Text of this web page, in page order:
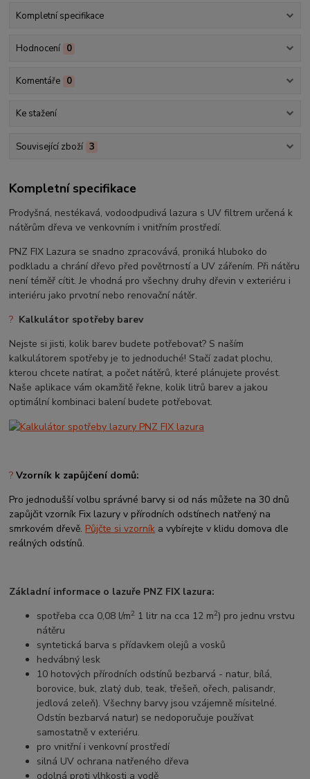
Kompletní specifikace
Hodnocení 0
Komentáře 0
Ke stažení
Související zboží 3
Kompletní specifikace
Prodyšná, nestékavá, vodoodpudivá lazura s UV filtrem určená k
nátěrům dřeva ve venkovním i vnitřním prostředí.
PNZ FIX Lazura se snadno zpracovává, proniká hluboko do
podkladu a chrání dřevo před povětrností a UV zářením. Při nátěru
není téměř cítit. Je vhodná pro všechny druhy dřevin v exteriéru i
interiéru jako prvotní nebo renovační nátěr.
? Kalkulátor spotřeby barev
Nejste si jisti, kolik barev budete potřebovat? S naším
kalkulátorem spotřeby je to jednoduché! Stačí zadat plochu,
kterou chcete natírat, a počet nátěrů, které plánujete provést.
Naše aplikace vám okamžitě řekne, kolik litrů barev a jakou
optimální kombinaci balení budete potřebovat.
?Vzorník k zapůjčení domů:
Pro jednodušší volbu správné barvy si od nás můžete na 30 dnů
zapůjčit vzorník Fix lazury v přírodních odstínech natřený na
smrkovém dřevě. Půjčte si vzorník a vybírejte v klidu domova dle
reálných odstínů.
Základní informace o lazuře PNZ FIX lazura:
spotřeba cca 0,08 l/m2 1 litr na cca 12 m2) pro jednu vrstvu
nátěru
syntetická barva s přídavkem olejů a vosků
hedvábný lesk
10 hotových přírodních odstínů bezbarvá - natur, bílá,
borovice, buk, zlatý dub, teak, třešeň, ořech, palisandr,
jedlová zeleň). Všechny barvy jsou vzájemně mísitelné.
Odstín bezbarvá natur) se nedoporučuje používat
samostatně v exteriéru.
pro vnitřní i venkovní prostředí
silná UV ochrana natřeného dřeva
odolná proti vlhkosti a vodě